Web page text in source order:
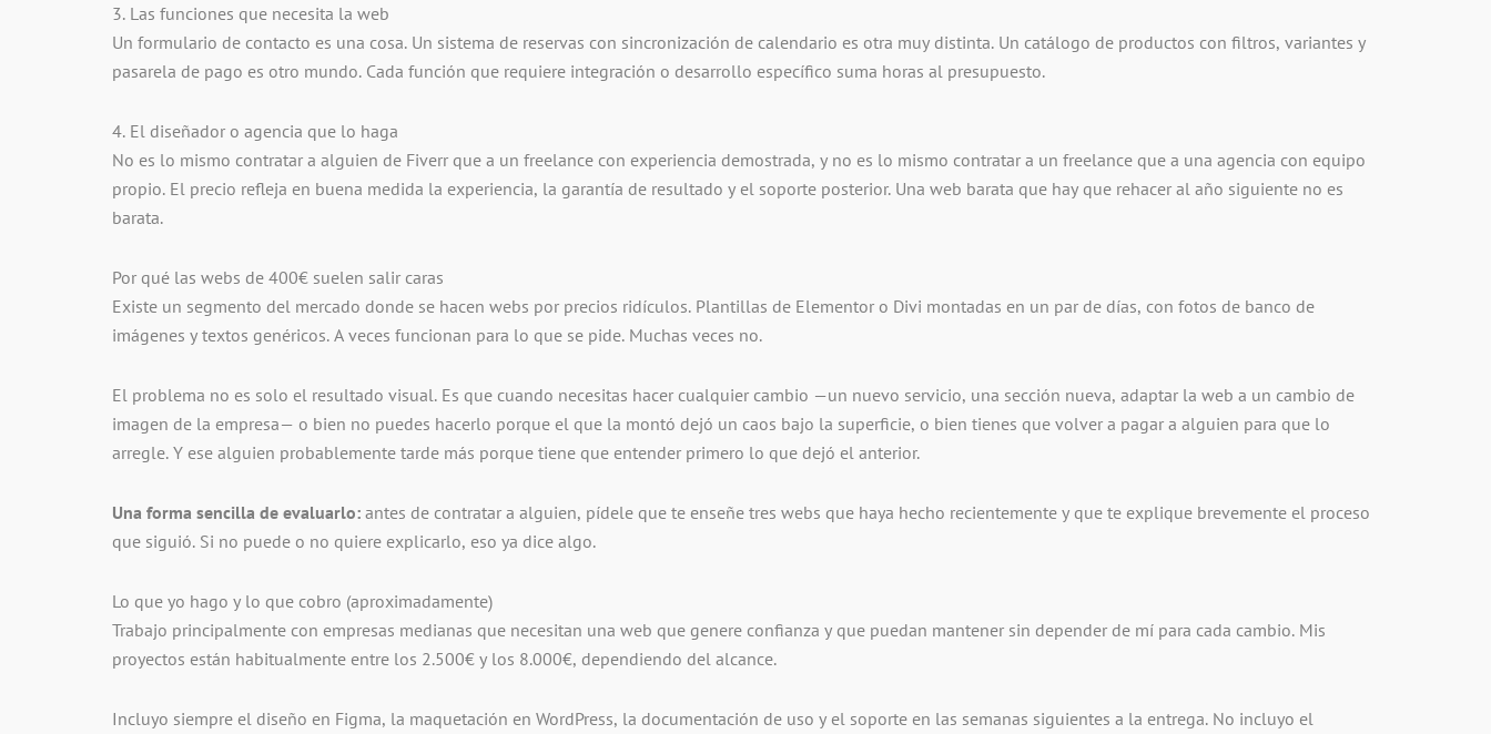
3. Las funciones que necesita la web
Un formulario de contacto es una cosa. Un sistema de reservas con sincronización de calendario es otra muy distinta. Un catálogo de productos con filtros, variantes y
pasarela de pago es otro mundo. Cada función que requiere integración o desarrollo específico suma horas al presupuesto.
4. El diseñador o agencia que lo haga
No es lo mismo contratar a alguien de Fiverr que a un freelance con experiencia demostrada, y no es lo mismo contratar a un freelance que a una agencia con equipo
propio. El precio refleja en buena medida la experiencia, la garantía de resultado y el soporte posterior. Una web barata que hay que rehacer al año siguiente no es
barata.
Por qué las webs de 400€ suelen salir caras
Existe un segmento del mercado donde se hacen webs por precios ridículos. Plantillas de Elementor o Divi montadas en un par de días, con fotos de banco de
imágenes y textos genéricos. A veces funcionan para lo que se pide. Muchas veces no.
El problema no es solo el resultado visual. Es que cuando necesitas hacer cualquier cambio —un nuevo servicio, una sección nueva, adaptar la web a un cambio de
imagen de la empresa— o bien no puedes hacerlo porque el que la montó dejó un caos bajo la superficie, o bien tienes que volver a pagar a alguien para que lo
arregle. Y ese alguien probablemente tarde más porque tiene que entender primero lo que dejó el anterior.
Una forma sencilla de evaluarlo:antes de contratar a alguien, pídele que te enseñe tres webs que haya hecho recientemente y que te explique brevemente el proceso
que siguió. Si no puede o no quiere explicarlo, eso ya dice algo.
Lo que yo hago y lo que cobro (aproximadamente)
Trabajo principalmente con empresas medianas que necesitan una web que genere confianza y que puedan mantener sin depender de mí para cada cambio. Mis
proyectos están habitualmente entre los 2.500€ y los 8.000€, dependiendo del alcance.
Incluyo siempre el diseño en Figma, la maquetación en WordPress, la documentación de uso y el soporte en las semanas siguientes a la entrega. No incluyo el